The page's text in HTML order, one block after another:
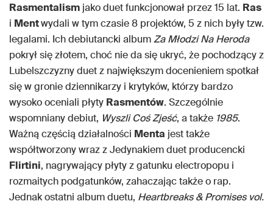
Rasmentalism jako duet funkcjonował przez 15 lat. Ras
i Mentwydali w tym czasie 8 projektów, 5 z nich były tzw.
legalami. Ich debiutancki albumZa Młodzi Na Heroda
pokrył się złotem, choć nie da się ukryć, że pochodzący z
Lubelszczyzny duet z największym docenieniem spotkał
się w gronie dziennikarzy i krytyków, którzy bardzo
wysoko oceniali płyty Rasmentów. Szczególnie
wspomniany debiut, Wyszli Coś Zjeść, a także 1985.
Ważną częścią działalności Menta jest także
współtworzony wraz z Jedynakiem duet producencki
Flirtini, nagrywający płyty z gatunku electropopu i
rozmaitych podgatunków, zahaczając także o rap.
Jednak ostatni album duetu, Heartbreaks & Promises vol.